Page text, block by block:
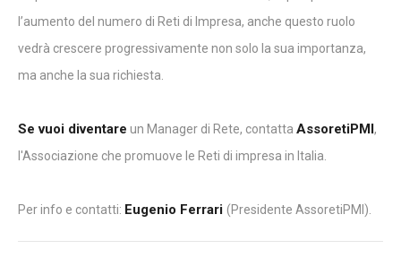
l’aumento del numero di Reti di Impresa, anche questo ruolo
vedrà crescere progressivamente non solo la sua importanza,
ma anche la sua richiesta.
Se vuoi diventare un Manager di Rete, contatta AssoretiPMI,
l'Associazione che promuove le Reti di impresa in Italia.
Per info e contatti: Eugenio Ferrari (Presidente AssoretiPMI).